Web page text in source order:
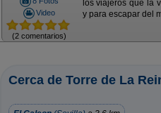
Video
(2 comentarios)
los viajeros que la
y para escapar del
Cerca de Torre de La